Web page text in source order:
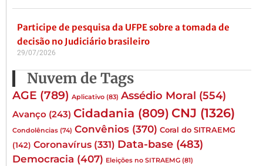
Participe de pesquisa da UFPE sobre a tomada de
decisão no Judiciário brasileiro
29/07/2026
Nuvem de Tags
AGE (789) Aplicativo (83) Assédio Moral (554)
Avanço (243) Cidadania (809) CNJ (1326)
Condolências (74) Convênios (370) Coral do SITRAEMG
(142) Coronavírus (331) Data-base (483)
Democracia (407) Eleições no SITRAEMG (81)